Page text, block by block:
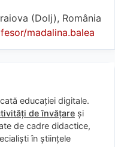
(Dolj), România
madalina.balea
educației digitale.
de învățare și
de cadre didactice,
în științele